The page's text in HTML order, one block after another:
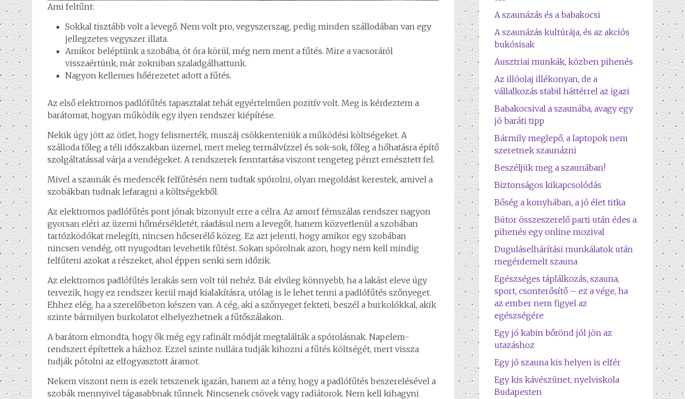
Ami feltűnt:
Sokkal tisztább volt a levegő. Nem volt pro, vegyszerszag, pedig minden szállodában van egy
jellegzetes vegyszer illata.
Amikor beléptünk a szobába, öt óra körül, még nem ment a fűtés. Mire a vacsoráról
visszaértünk, már zokniban szaladgálhattunk.
Nagyon kellemes hőérezetet adott a fűtés.
Az első elektromos padlófűtés tapasztalat tehát egyértelműen pozitív volt. Meg is kérdeztem a
barátomat, hogyan működik egy ilyen rendszer kiépítése.
Nekik úgy jött az ötlet, hogy felismerték, muszáj csökkenteniük a működési költségeket. A
szálloda főleg a téli időszakban üzemel, mert meleg termálvízzel és sok-sok, főleg a hőhatásra építő
szolgáltatással várja a vendégeket. A rendszerek fenntartása viszont rengeteg pénzt emésztett fel.
Mivel a szaunák és medencék felfűtésén nem tudtak spórolni, olyan megoldást kerestek, amivel a
szobákban tudnak lefaragni a költségekből.
Az elektromos padlófűtés pont jónak bizonyult erre a célra. Az amorf fémszálas rendszer nagyon
gyorsan eléri az üzemi hőmérsékletét, ráadásul nem a levegőt, hanem közvetlenül a szobában
tartózkodókat melegíti, nincsen hőcserélő közeg. Ez azt jelenti, hogy amikor egy szobában
nincsen vendég, ott nyugodtan levehetik fűtést. Sokan spórolnak azon, hogy nem kell mindig
felfűteni azokat a részeket, ahol éppen senki sem időzik.
Az elektromos padlófűtés lerakás sem volt túl nehéz. Bár elvileg könnyebb, ha a lakást eleve úgy
tervezik, hogy ez rendszer kerül majd kialakításra, utólag is le lehet tenni a padlófűtés szőnyeget.
Ehhez elég, ha a szerelőbeton készen van. A cég, aki a szőnyeget fekteti, beszél a burkolókkal, akik
szinte bármilyen burkolatot elhelyezhetnek a fűtőszálakon.
A barátom elmondta, hogy ők még egy rafinált módját megtalálták a spórolásnak. Napelem-
rendszert építettek a házhoz. Ezzel szinte nullára tudják kihozni a fűtés költségét, mert vissza
tudják pótolni az elfogyasztott áramot.
Nekem viszont nem is ezek tetszenek igazán, hanem az a tény, hogy a padlófűtés beszerelésével a
szobák mennyivel tágasabbnak tűnnek. Nincsenek csövek vagy radiátorok. Nem kell kihagyni
A szaunázás és a babakocsi
A szaunázás kultúrája, és az akciós
bukósisak
Ausztriai munkák, közben pihenés
Az illóolaj illékonyan, de a
vállalkozás stabil háttérrel az igazi
Babakocsival a szaunába, avagy egy
jó baráti tipp
Bármily meglepő, a laptopok nem
szeretnek szaunázni
Beszéljük meg a szaunában!
Biztonságos kikapcsolódás
Bőség a konyhában, a jó élet titka
Bútor összeszerelő parti után édes a
pihenés egy online mozival
Duguláselhárítási munkálatok után
megérdemelt szauna
Egészséges táplálkozás, szauna,
sport, csonterősítő – ez a vége, ha
az ember nem figyel az
egészségére
Egy jó kabin bőrönd jól jön az
utazáshoz
Egy jó szauna kis helyen is elfér
Egy kis kávészünet, nyelviskola
Budapesten